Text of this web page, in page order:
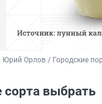
Юрий Орлов / Городские
сорта выбрать